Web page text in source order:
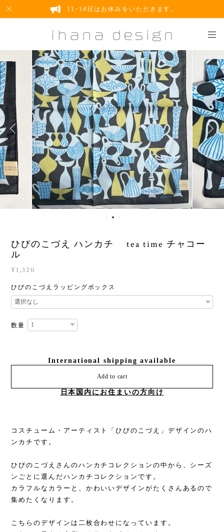
11~14日はお休みをいただきます。
ひびのこづえ ハンカチ tea time チャコー
ル
¥1,320
ひびのこづえラッピングボックス
数量
International shipping available
Add to cart
日本国内にお住まいの方向け
コスチューム・アーティスト「ひびのこづえ」デザインのハ
ンカチです。
ひびのこづえさんのハンカチコレクションの中から、シーズ
ンごとに選んだハンカチコレクションです。
カラフルなカラーと、かわいいデザインがたくさんあるので
集めたくなります。
こちらのデザインは二枚合わせになっています。